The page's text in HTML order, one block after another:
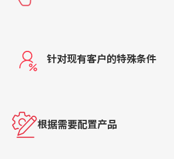
针对现有客户的特殊条件
根据需要配置产品